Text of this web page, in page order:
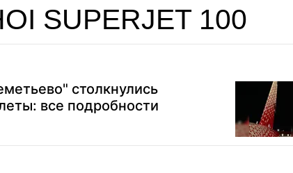
SUPERJET 100
столкнулись
все подробности